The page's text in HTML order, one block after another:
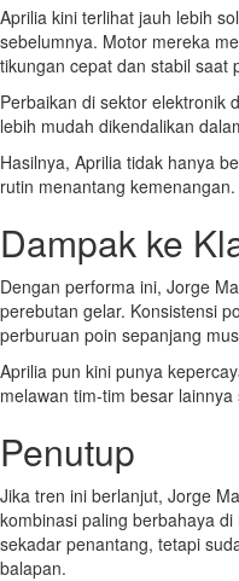
Aprilia kini terlihat jauh lebih
sebelumnya. Motor mereka
tikungan cepat dan stabil saat
Perbaikan di sektor elektronik
lebih mudah dikendalikan
Hasilnya, Aprilia tidak hanya
rutin menantang kemenangan.
Dampak ke
Dengan performa ini, Jorge
perebutan gelar. Konsistensi
perburuan poin sepanjang
Aprilia pun kini punya
melawan tim-tim besar
Penutup
Jika tren ini berlanjut, Jorge
kombinasi paling berbahaya
sekadar penantang, tetapi
balapan.